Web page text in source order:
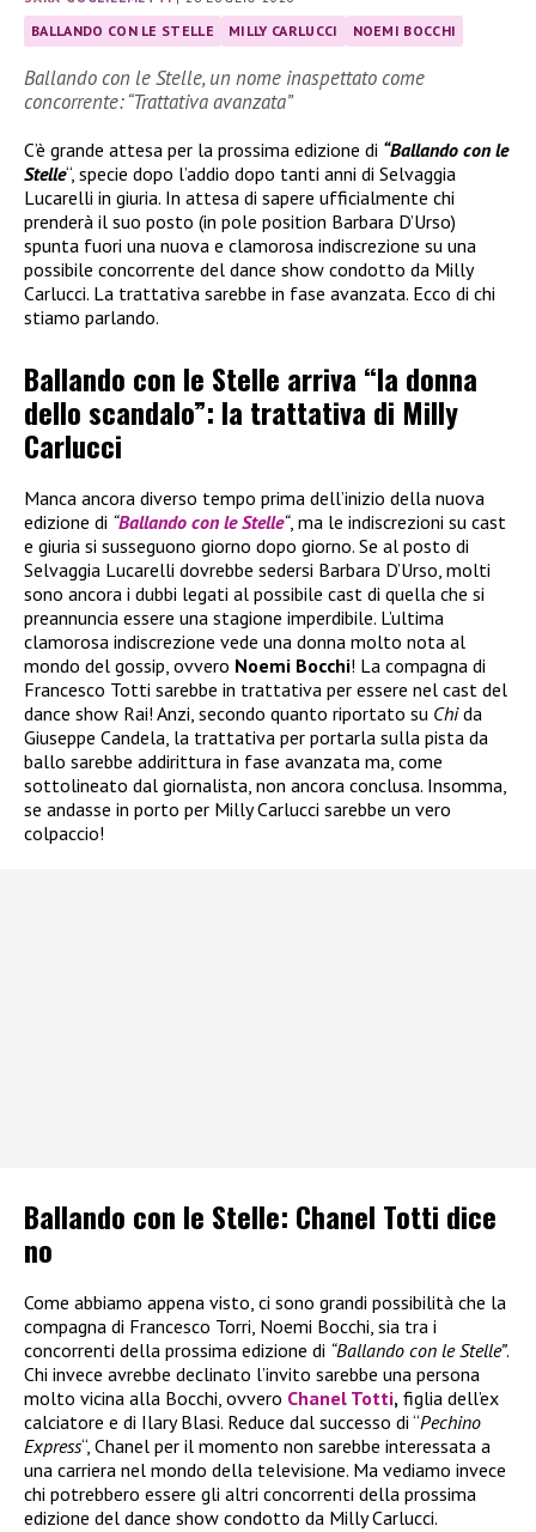
BALLANDO CON LE STELLE MILLY CARLUCCI NOEMI BOCCHI
Ballando con le Stelle, un nome inaspettato come
concorrente: “Trattativa avanzata”
C’è grande attesa per la prossima edizione di “Ballando con le
Stelle“, specie dopo l’addio dopo tanti anni di Selvaggia
Lucarelli in giuria. In attesa di sapere ufficialmente chi
prenderà il suo posto (in pole position Barbara D’Urso)
spunta fuori una nuova e clamorosa indiscrezione su una
possibile concorrente del dance show condotto da Milly
Carlucci. La trattativa sarebbe in fase avanzata. Ecco di chi
stiamo parlando.
Ballando con le Stelle arriva “la donna
dello scandalo”: la trattativa di Milly
Carlucci
Manca ancora diverso tempo prima dell’inizio della nuova
edizione di “Ballando con le Stelle“, ma le indiscrezioni su cast
e giuria si susseguono giorno dopo giorno. Se al posto di
Selvaggia Lucarelli dovrebbe sedersi Barbara D’Urso, molti
sono ancora i dubbi legati al possibile cast di quella che si
preannuncia essere una stagione imperdibile. L’ultima
clamorosa indiscrezione vede una donna molto nota al
mondo del gossip, ovvero Noemi Bocchi! La compagna di
Francesco Totti sarebbe in trattativa per essere nel cast del
dance show Rai! Anzi, secondo quanto riportato su Chida
Giuseppe Candela, la trattativa per portarla sulla pista da
ballo sarebbe addirittura in fase avanzata ma, come
sottolineato dal giornalista, non ancora conclusa. Insomma,
se andasse in porto per Milly Carlucci sarebbe un vero
colpaccio!
Ballando con le Stelle: Chanel Totti dice
no
Come abbiamo appena visto, ci sono grandi possibilità che la
compagna di Francesco Torri, Noemi Bocchi, sia tra i
concorrenti della prossima edizione di “Ballando con le Stelle”.
Chi invece avrebbe declinato l’invito sarebbe una persona
molto vicina alla Bocchi, ovvero Chanel Totti, figlia dell’ex
calciatore e di Ilary Blasi. Reduce dal successo di “Pechino
Express“, Chanel per il momento non sarebbe interessata a
una carriera nel mondo della televisione. Ma vediamo invece
chi potrebbero essere gli altri concorrenti della prossima
edizione del dance show condotto da Milly Carlucci.